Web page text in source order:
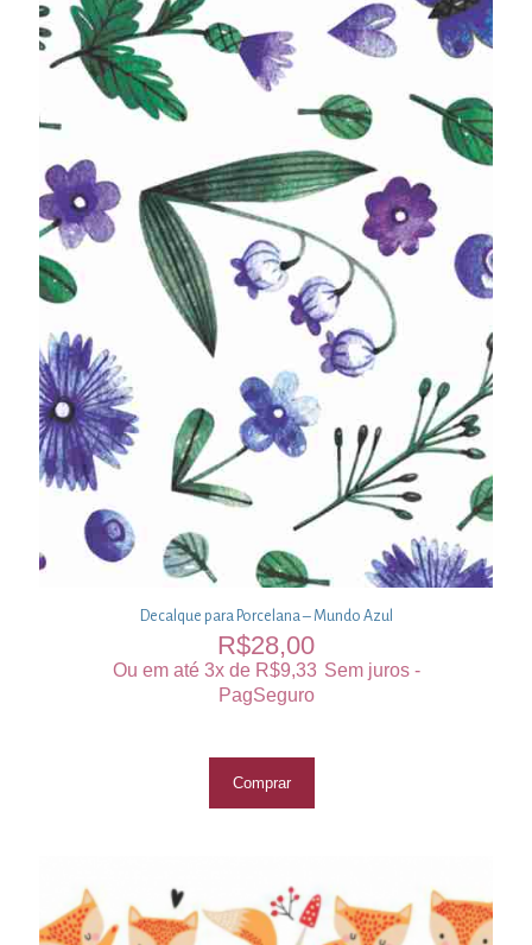
Decalque para Porcelana – Mundo Azul
R$28,00
Ou em até 3x de R$9,33 Sem juros -
PagSeguro
Comprar